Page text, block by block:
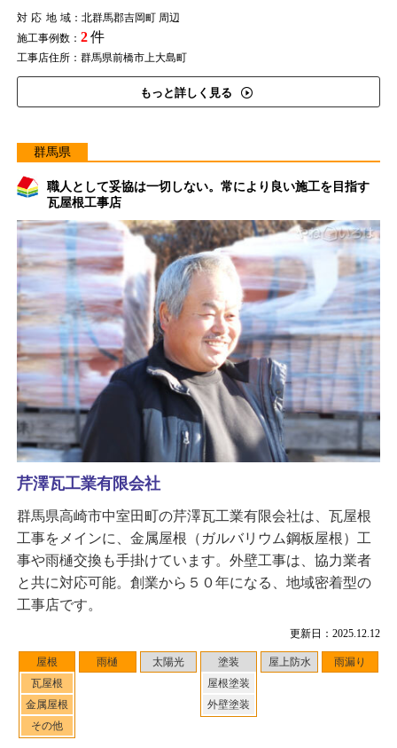
対応地域：北群馬郡吉岡町 周辺
施工事例数： 2件
工事店住所：群馬県前橋市上大島町
もっと詳しく見る
群馬県
職人として妥協は一切しない。常により良い施工を目指す
瓦屋根工事店
更新日：2025.12.12
屋根
瓦屋根
金属屋根
その他
雨樋 太陽光
塗装
屋根塗装
外壁塗装
屋上防水 雨漏り
芹澤瓦工業有限会社
群馬県高崎市中室田町の芹澤瓦工業有限会社は、瓦屋根
工事をメインに、金属屋根（ガルバリウム鋼板屋根）工
事や雨樋交換も手掛けています。外壁工事は、協力業者
と共に対応可能。創業から５０年になる、地域密着型の
工事店です。